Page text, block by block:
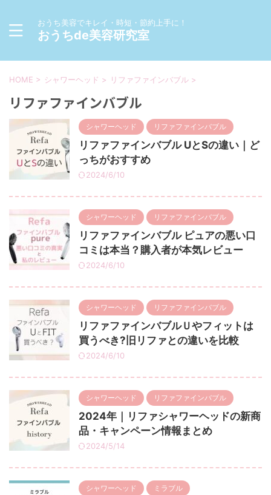
おうち美容でキレイ・時短・節約上手に！
おうちde美容研究室
HOME > シャワーヘッド > リファファインバブル >
リファファインバブル
シャワーヘッド リファファインバブル
リファファインバブル UとSの違い｜ど
っちがおすすめ
2024/6/10
シャワーヘッド リファファインバブル
リファファインバブル ピュアの悪い口
コミは本当？購入者が本気レビュー
2024/6/10
シャワーヘッド リファファインバブル
リファファインバブルＵやフィットは
買うべき?旧リファとの違いを比較
2024/6/10
シャワーヘッド リファファインバブル
2024年｜リファシャワーヘッドの新商
品・キャンペーン情報まとめ
2024/5/14
シャワーヘッド ミラブル